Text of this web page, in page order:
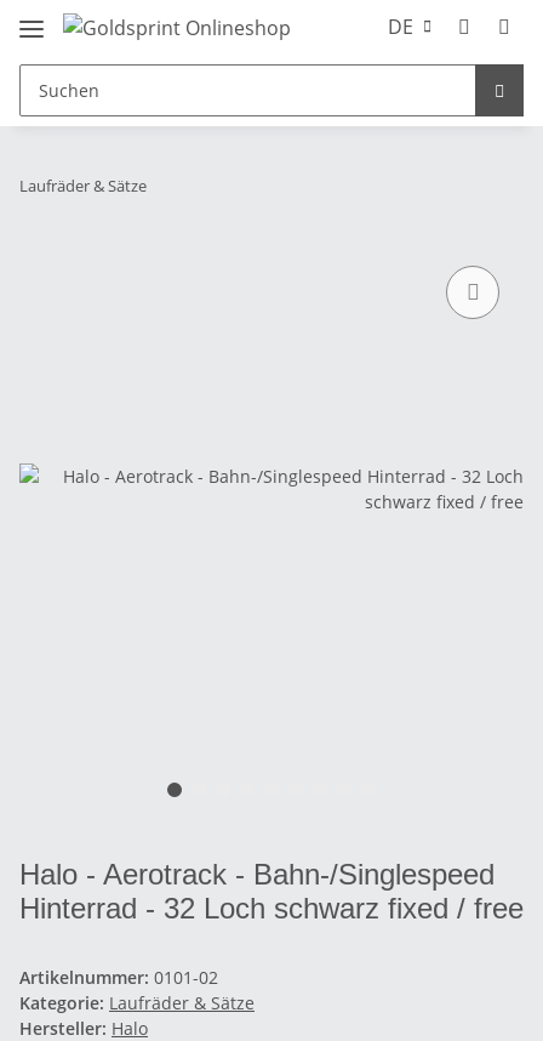
DE
Laufräder & Sätze
Halo - Aerotrack - Bahn-/Singlespeed
Hinterrad - 32 Loch schwarz fixed / free
Artikelnummer: 0101-02
Kategorie: Laufräder & Sätze
Hersteller: Halo